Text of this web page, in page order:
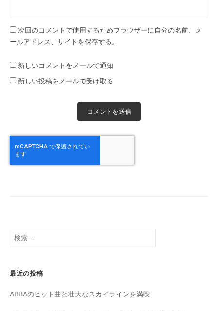
次回のコメントで使用するためブラウザーに自分の名前、メ
ールアドレス、サイトを保存する。
新しいコメントをメールで通知
新しい投稿をメールで受け取る
検
索:
最近の投稿
ABBAのヒット曲と壮大なスカイラインを満喫